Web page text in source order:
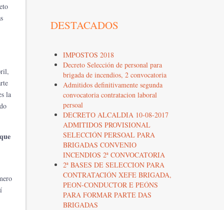
la
DESTACADOS
IMPOSTOS 2018
Decreto Selección de personal para
brigada de incendios, 2 convocatoria
Admitidos definitivamente segunda
convocatoria contratacion laboral
persoal
DECRETO ALCALDIA 10-08-2017
ADMITIDOS PROVISIONAL
SELECCIÓN PERSOAL PARA
BRIGADAS CONVENIO
INCENDIOS 2ª CONVOCATORIA
2ª BASES DE SELECCION PARA
CONTRATACIÓN XEFE BRIGADA,
PEON-CONDUCTOR E PEÓNS
PARA FORMAR PARTE DAS
BRIGADAS